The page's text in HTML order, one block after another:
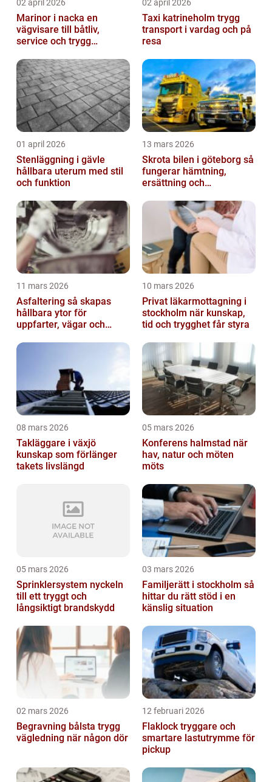
02 april 2026
Marinor i nacka en
vägvisare till båtliv,
service och trygg
02 april 2026
Taxi katrineholm trygg
transport i vardag och på
resa
01 april 2026
Stenläggning i gävle
hållbara uterum med stil
och funktion
13 mars 2026
Skrota bilen i göteborg så
fungerar hämtning,
ersättning och
11 mars 2026
Asfaltering så skapas
hållbara ytor för
uppfarter, vägar och
10 mars 2026
Privat läkarmottagning i
stockholm när kunskap,
tid och trygghet får styra
08 mars 2026
Takläggare i växjö
kunskap som förlänger
takets livslängd
05 mars 2026
Konferens halmstad när
hav, natur och möten
möts
05 mars 2026
Sprinklersystem nyckeln
till ett tryggt och
långsiktigt brandskydd
03 mars 2026
Familjerätt i stockholm så
hittar du rätt stöd i en
känslig situation
02 mars 2026
Begravning bålsta trygg
vägledning när någon dör
12 februari 2026
Flaklock tryggare och
smartare lastutrymme för
pickup